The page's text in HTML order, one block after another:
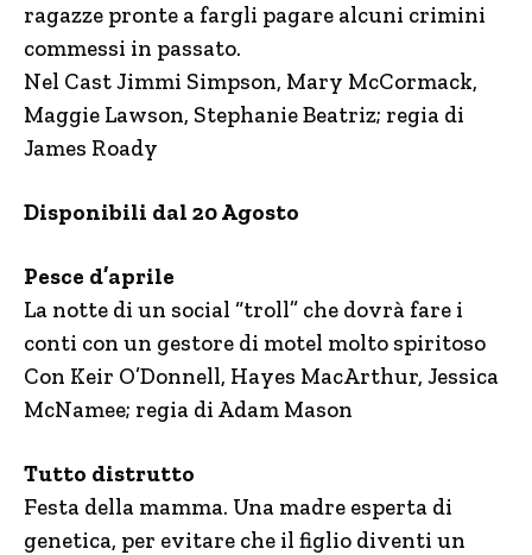
ragazze pronte a fargli pagare alcuni crimini
commessi in passato.
Nel Cast Jimmi Simpson, Mary McCormack,
Maggie Lawson, Stephanie Beatriz; regia di
James Roady
Disponibili dal 20 Agosto
Pesce d’aprile
La notte di un social “troll” che dovrà fare i
conti con un gestore di motel molto spiritoso
Con Keir O’Donnell, Hayes MacArthur, Jessica
McNamee; regia di Adam Mason
Tutto distrutto
Festa della mamma. Una madre esperta di
genetica, per evitare che il figlio diventi un